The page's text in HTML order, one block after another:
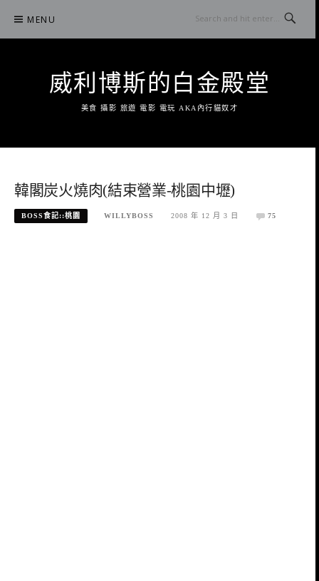
content
MENU
威利博斯的白金殿堂
美食 攝影 旅遊 電影 電玩 AKA內行貓奴才
韓閣炭火燒肉(結束營業-桃園中壢)
BOSS食記::桃園 WILLYBOSS 2008 年 12 月 3 日 75